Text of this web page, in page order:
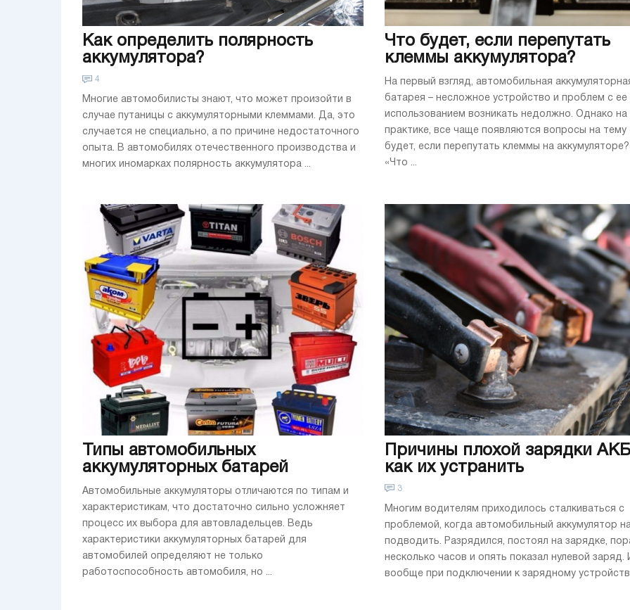
Как определить полярность
аккумулятора?
4
Многие автомобилисты знают, что может произойти в
случае путаницы с аккумуляторными клеммами. Да, это
случается не специально, а по причине недостаточного
опыта. В автомобилях отечественного производства и
многих иномарках полярность аккумулятора ...
Что будет, если перепутать
клеммы аккумулятора?
На первый взгляд, автомобильная
батарея – несложное устройство и проблем с ее
использованием возникать недолжно. Однако на
практике, все чаще появляются вопросы на тему
будет, если перепутать клеммы на
«Что ...
Типы автомобильных
аккумуляторных батарей
Автомобильные аккумуляторы отличаются по типам и
характеристикам, что достаточно сильно усложняет
процесс их выбора для автовладельцев. Ведь
характеристики аккумуляторных батарей для
автомобилей определяют не только
работоспособность автомобиля, но ...
Причины плохой зарядки
как их устранить
3
Многим водителям приходилось сталкиваться с
проблемой, когда автомобильный аккумулятор
подводить. Разрядился, постоял на зарядке,
несколько часов и опять показал нулевой заряд.
вообще при подключении к зарядному